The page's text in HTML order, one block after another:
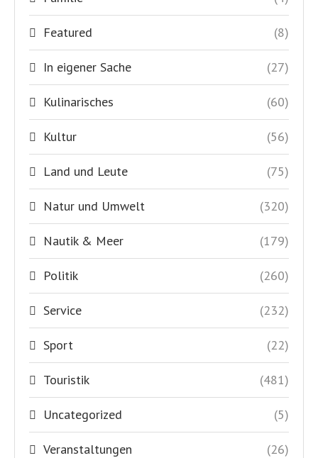
Featured (8)
In eigener Sache (27)
Kulinarisches (60)
Kultur (56)
Land und Leute (75)
Natur und Umwelt (320)
Nautik & Meer (179)
Politik (260)
Service (232)
Sport (22)
Touristik (481)
Uncategorized (5)
Veranstaltungen (26)